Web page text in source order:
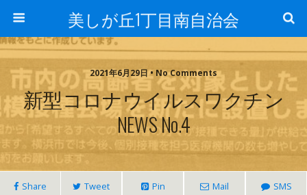
美しが丘1丁目南自治会
2021年6月29日 • No Comments
新型コロナウイルスワクチン
NEWS No.4
Share Tweet Pin Mail SMS